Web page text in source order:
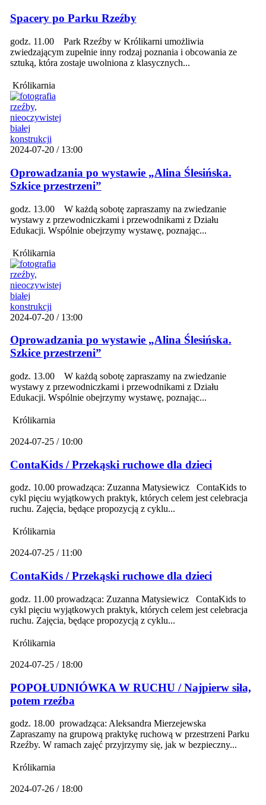
Spacery po Parku Rzeźby
godz. 11.00 Park Rzeźby w Królikarni umożliwia
zwiedzającym zupełnie inny rodzaj poznania i obcowania ze
sztuką, która zostaje uwolniona z klasycznych...
Królikarnia
2024-07-20 / 13:00
Oprowadzania po wystawie „Alina Ślesińska.
Szkice przestrzeni”
godz. 13.00 W każdą sobotę zapraszamy na zwiedzanie
wystawy z przewodniczkami i przewodnikami z Działu
Edukacji. Wspólnie obejrzymy wystawę, poznając...
Królikarnia
2024-07-20 / 13:00
Oprowadzania po wystawie „Alina Ślesińska.
Szkice przestrzeni”
godz. 13.00 W każdą sobotę zapraszamy na zwiedzanie
wystawy z przewodniczkami i przewodnikami z Działu
Edukacji. Wspólnie obejrzymy wystawę, poznając...
Królikarnia
2024-07-25 / 10:00
ContaKids / Przekąski ruchowe dla dzieci
godz. 10.00 prowadząca: Zuzanna Matysiewicz ContaKids to
cykl pięciu wyjątkowych praktyk, których celem jest celebracja
ruchu. Zajęcia, będące propozycją z cyklu...
Królikarnia
2024-07-25 / 11:00
ContaKids / Przekąski ruchowe dla dzieci
godz. 11.00 prowadząca: Zuzanna Matysiewicz ContaKids to
cykl pięciu wyjątkowych praktyk, których celem jest celebracja
ruchu. Zajęcia, będące propozycją z cyklu...
Królikarnia
2024-07-25 / 18:00
POPOŁUDNIÓWKA W RUCHU / Najpierw siła,
potem rzeźba
godz. 18.00 prowadząca: Aleksandra Mierzejewska
Zapraszamy na grupową praktykę ruchową w przestrzeni Parku
Rzeźby. W ramach zajęć przyjrzymy się, jak w bezpieczny...
Królikarnia
2024-07-26 / 18:00